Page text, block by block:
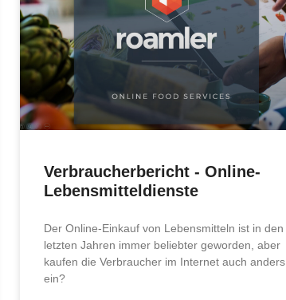
Verbraucherbericht - Online-
Lebensmitteldienste
Der Online-Einkauf von Lebensmitteln ist in den
letzten Jahren immer beliebter geworden, aber
kaufen die Verbraucher im Internet auch anders
ein?